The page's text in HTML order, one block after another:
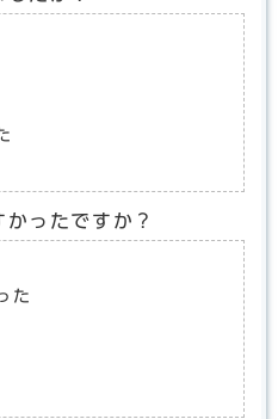
ったですか？
た